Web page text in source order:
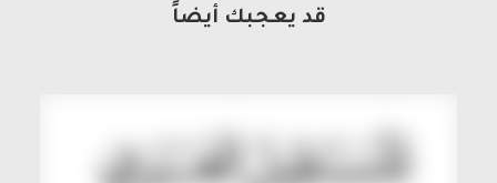
قد يعجبك أيضاً